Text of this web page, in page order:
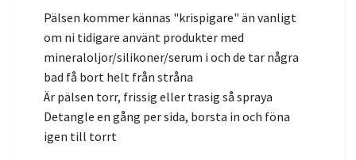
Pälsen kommer kännas "krispigare" än vanligt
om ni tidigare använt produkter med
mineraloljor/silikoner/serum i och de tar några
bad få bort helt från stråna
Är pälsen torr, frissig eller trasig så spraya
Detangle en gång per sida, borsta in och föna
igen till torrt